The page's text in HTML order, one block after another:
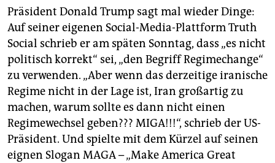
epaper login
Präsident Donald Trump sagt mal wieder Dinge:
Auf seiner eigenen Social-Media-Plattform Truth
Social schrieb er am späten Sonntag, dass „es nicht
politisch korrekt“ sei, „den Begriff Regimechange“
zu verwenden. „Aber wenn das derzeitige iranische
Regime nicht in der Lage ist, Iran großartig zu
machen, warum sollte es dann nicht einen
Regimewechsel geben??? MIGA!!!“, schrieb der US-
Präsident. Und spielte mit dem Kürzel auf seinen
eignen Slogan MAGA – „Make America Great